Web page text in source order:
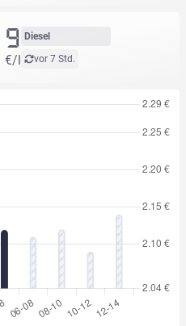
Diesel
vor 7 Std.
9
€/l